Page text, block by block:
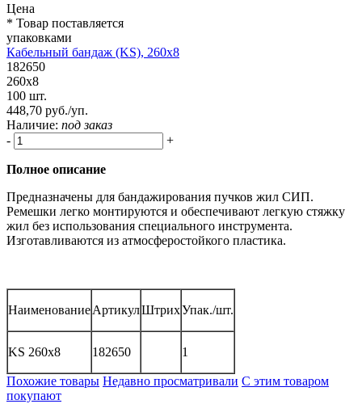
Цена
* Товар поставляется
упаковками
Кабельный бандаж (KS), 260x8
182650
260x8
100 шт.
448,70 руб./уп.
Наличие: под заказ
-
+
Полное описание
Предназначены для бандажирования пучков жил СИП.
Ремешки легко монтируются и обеспечивают легкую стяжку
жил без использования специального инструмента.
Изготавливаются из атмосферостойкого пластика.
НаименованиеАртикулШтрихУпак./шт.
KS 260x8 182650 1
Похожие товары Недавно просматривали С этим товаром
покупают